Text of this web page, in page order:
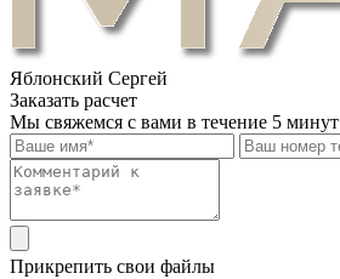
Яблонский Сергей
Заказать расчет
Мы свяжемся с вами в течение 5 минут
Прикрепить свои файлы